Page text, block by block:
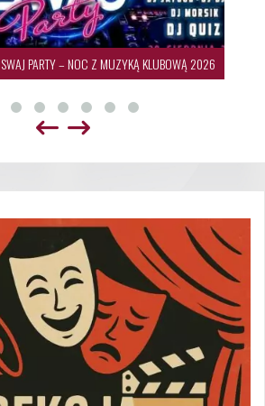
PARTY – NOC Z MUZYKĄ KLUBOWĄ 2026